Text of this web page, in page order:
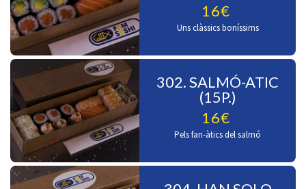
16€
Uns clàssics boníssims
302. SALMÓ-ATIC
(15P.)
16€
Pels fan-àtics del salmó